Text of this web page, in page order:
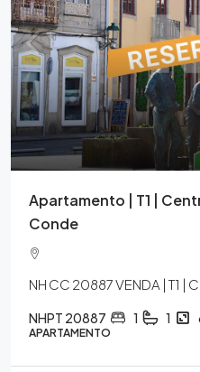
Apartamento | T1 |
Conde
NH CC 20887 VENDA | T1 |
NHPT 20887 1 1
APARTAMENTO